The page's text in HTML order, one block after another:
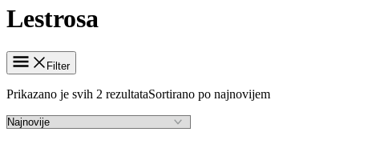
Lestrosa
Filter
Prikazano je svih 2 rezultataSortirano po najnovijem